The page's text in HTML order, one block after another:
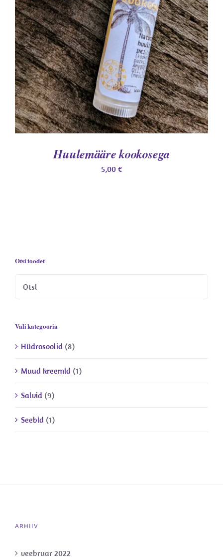
LISA KORVI
/
DETAILS
Huulemääre kookosega
5,00 €
Otsi toodet
Vali kategooria
Hüdrosoolid (8)
Muud kreemid (1)
Salvid (9)
Seebid (1)
ARHIIV
veebruar 2022